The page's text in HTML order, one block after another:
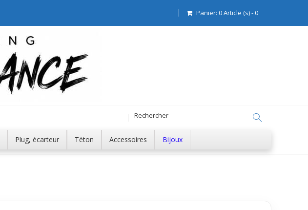
Panier: 0Article (s)-0
Plug, écarteur Téton Accessoires Bijoux